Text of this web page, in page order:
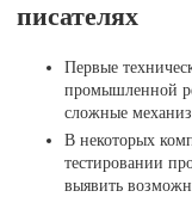
писателях
Первые
промышленной
сложные
В некоторых
тестировании
выявить